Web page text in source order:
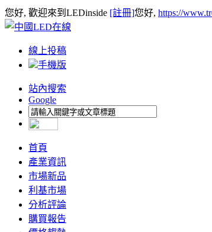
您好, 歡迎來到LEDinside [註冊]您好, https://
線上投稿
手機版
站內搜索
Google
首頁
產業資訊
市場新品
利基市場
分析評論
購買報告